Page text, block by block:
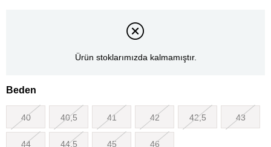
Ürün stoklarımızda kalmamıştır.
Beden
40 40,5 41 42 42,5 43
44 44,5 45 46